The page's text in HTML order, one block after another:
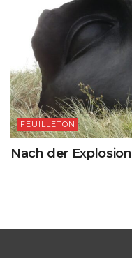
FEUILLETON
Nach der Explosion